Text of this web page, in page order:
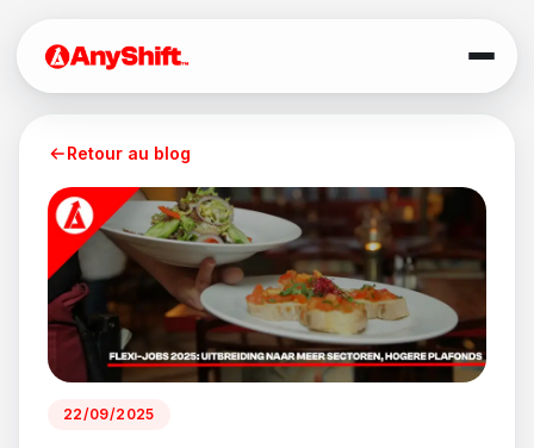
Retour au blog
22/09/2025